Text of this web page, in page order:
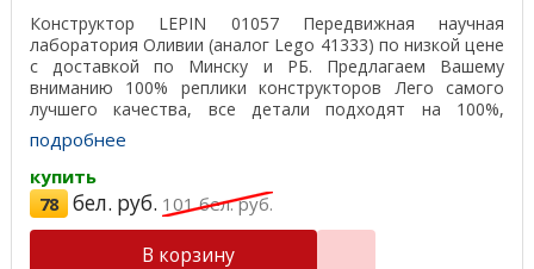
Конструктор LEPIN 01057 Передвижная научная
лаборатория Оливии (аналог Lego 41333) по низкой цене
с доставкой по Минску и РБ. Предлагаем Вашему
вниманию 100% реплики конструкторов Лего самого
лучшего качества, все детали подходят на 100%,
отличный ...
подробнее
купить
78 бел. руб. 101бел. руб.
В корзину